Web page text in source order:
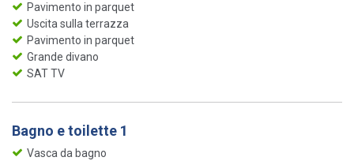
Pavimento in parquet
Uscita sulla terrazza
Pavimento in parquet
Grande divano
SAT TV
Bagno e toilette 1
Vasca da bagno